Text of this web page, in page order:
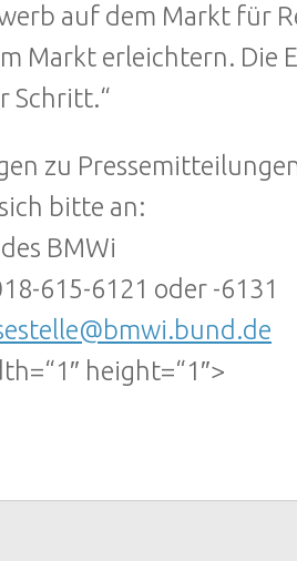
auf dem Markt für
Markt erleichtern. Die
Schritt.“
zu
bitte an:
BMWi
615-6121 oder -6131
height=“1″>